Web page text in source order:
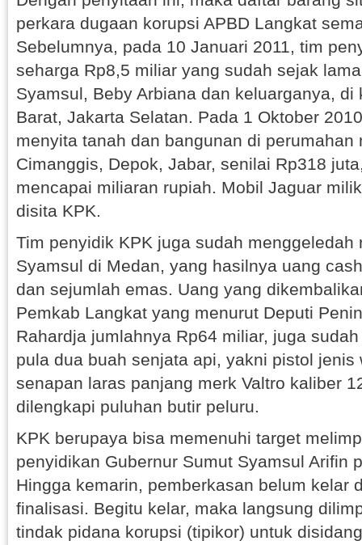
perkara dugaan korupsi APBD Langkat
Sebelumnya, pada 10 Januari 2011, tim
seharga Rp8,5 miliar yang sudah sejak
Syamsul, Beby Arbiana dan keluarganya, di
Barat, Jakarta Selatan. Pada 1 Oktober
menyita tanah dan bangunan di perumahan
Cimanggis, Depok, Jabar, senilai Rp318
mencapai miliaran rupiah. Mobil Jaguar
disita KPK.
Tim penyidik KPK juga sudah menggeledah
Syamsul di Medan, yang hasilnya uang
dan sejumlah emas. Uang yang
Pemkab Langkat yang menurut Deputi
Rahardja jumlahnya Rp64 miliar, juga
pula dua buah senjata api, yakni pistol jenis
senapan laras panjang merk Valtro kaliber
dilengkapi puluhan butir peluru.
KPK berupaya bisa memenuhi target
penyidikan Gubernur Sumut Syamsul Arifin
Hingga kemarin, pemberkasan belum kelar
finalisasi. Begitu kelar, maka langsung
tindak pidana korupsi (tipikor) untuk